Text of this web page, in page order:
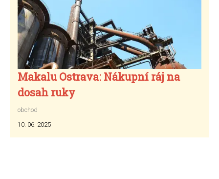
Makalu Ostrava: Nákupní ráj na
dosah ruky
obchod
10. 06. 2025